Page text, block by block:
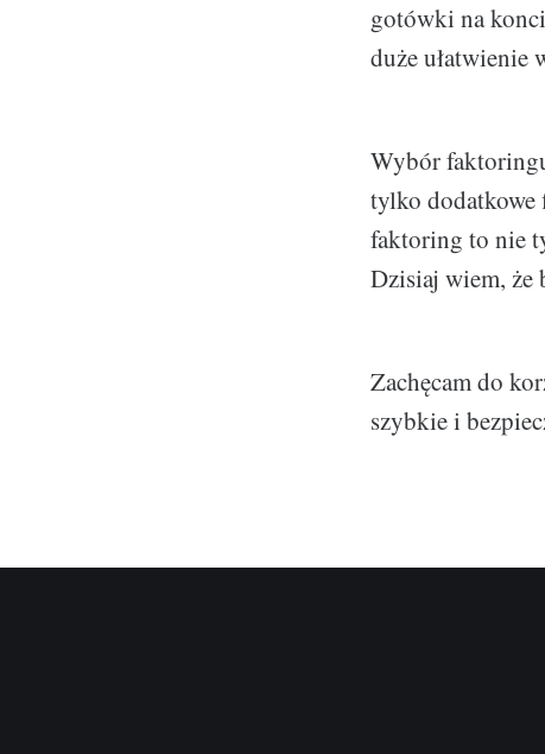
gotówki na
duże ułatwienie
Wybór
tylko dodatkowe
faktoring to nie
Dzisiaj wiem, że
Zachęcam do
szybkie i